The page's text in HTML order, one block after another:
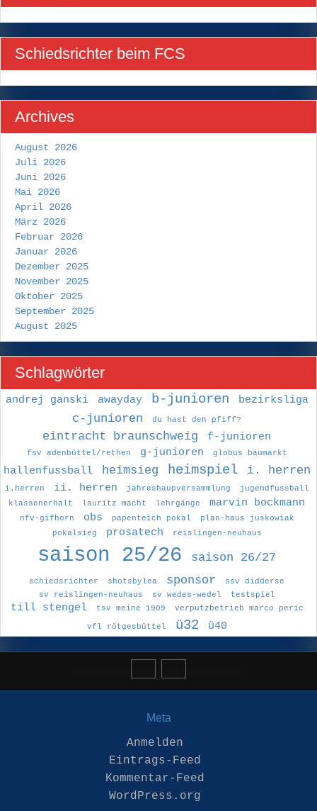
Schiedsrichter beim FCS
Archives
August 2026
Juli 2026
Juni 2026
Mai 2026
April 2026
März 2026
Februar 2026
Januar 2026
Dezember 2025
November 2025
Oktober 2025
September 2025
August 2025
Schlagwörter
andrej ganski awayday b-junioren bezirksliga
c-junioren du hast den pfiff?
eintracht braunschweig f-junioren
fsv adenbüttel/rethen g-junioren globus baumarkt
hallenfussball heimsieg heimspiel i. herren
i.herren ii. herren jahreshaupversammlung
jugendfussball
klassenerhalt
lauritz macht lehrgänge marvin bockmann
nfv-gifhorn obs papenteich pokal
plan-haus juskowiak
pokalsieg
prosatech reislingen-neuhaus
saison 25/26 saison 26/27
schiedsrichter shotsbylea sponsor
ssv didderse
sv reislingen-neuhaus
sv wedes-wedel testspiel
till stengel tsv meine 1909 verputzbetrieb marco peric
vfl rötgesbüttel ü32 ü40
Meta
Anmelden
Eintrags-Feed
Kommentar-Feed
WordPress.org